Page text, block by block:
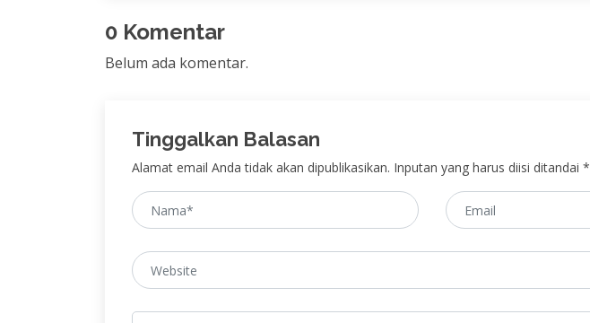
0 Komentar
Belum ada komentar.
Tinggalkan Balasan
Alamat email Anda tidak akan dipublikasikan. Inputan yang harus diisi ditandai *